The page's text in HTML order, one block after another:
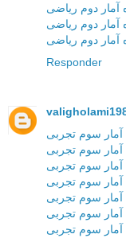
آمار دوم ریاضی
آمار دوم ریاضی
آمار دوم ریاضی
Responder
آمار سوم تجربی
آمار سوم تجربی
آمار سوم تجربی
آمار سوم تجربی
آمار سوم تجربی
آمار سوم تجربی
آمار سوم تجربی